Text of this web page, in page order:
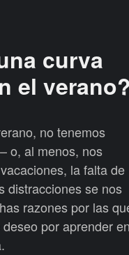
curva
el
no tenemos
o, al menos, nos
la falta de
distracciones se nos
razones por las
por aprender